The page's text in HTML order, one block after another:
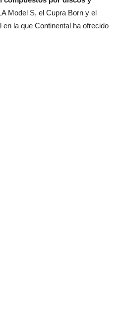
Model S, el Cupra Born y el
la que Continental ha ofrecido